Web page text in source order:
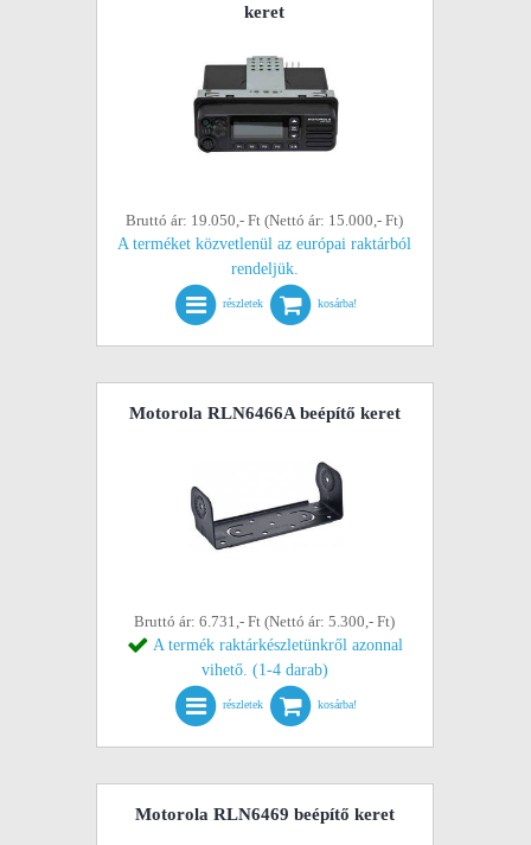
keret
Bruttó ár: 19.050,- Ft (Nettó ár: 15.000,- Ft)
A terméket közvetlenül az európai raktárból
rendeljük.
részletek kosárba!
Motorola RLN6466A beépítő keret
Bruttó ár: 6.731,- Ft (Nettó ár: 5.300,- Ft)
A termék raktárkészletünkről azonnal
vihető. (1-4 darab)
részletek kosárba!
Motorola RLN6469 beépítő keret